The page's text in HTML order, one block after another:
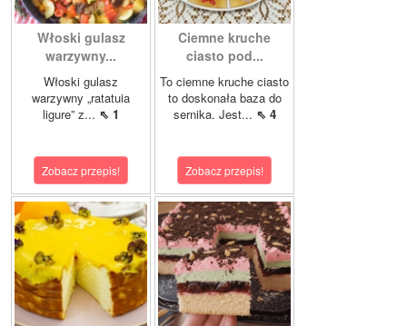
Włoski gulasz
warzywny...
Włoski gulasz
warzywny „ratatuia
ligure” z... ⇖ 1
Zobacz przepis!
Ciemne kruche
ciasto pod...
To ciemne kruche ciasto
to doskonała baza do
sernika. Jest... ⇖ 4
Zobacz przepis!